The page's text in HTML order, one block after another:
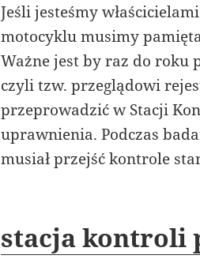
Jeśli jesteśmy
motocyklu musimy
Ważne jest by raz do roku
czyli tzw. przeglądowi
przeprowadzić w Stacji
uprawnienia. Podczas
musiał przejść kontrole
stacja kontroli